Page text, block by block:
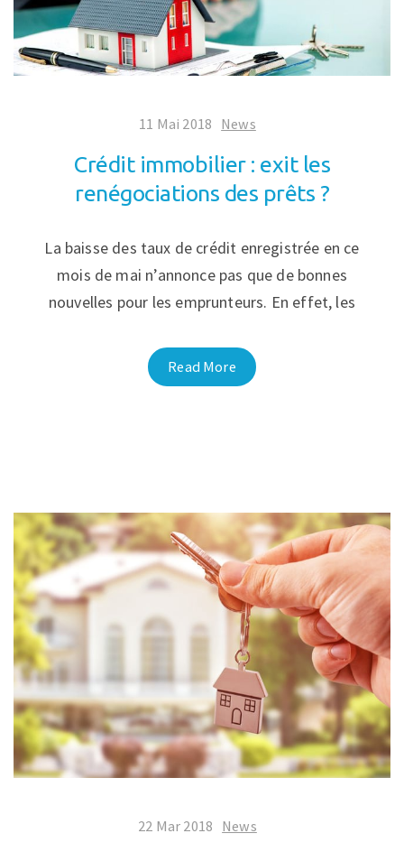
11 Mai 2018 News
Crédit immobilier : exit les
renégociations des prêts ?
La baisse des taux de crédit enregistrée en ce
mois de mai n’annonce pas que de bonnes
nouvelles pour les emprunteurs. En effet, les
Read More
22 Mar 2018 News